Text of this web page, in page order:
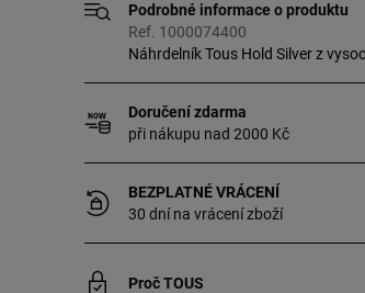
Podrobné informace o produktu
Ref. 1000074400
Náhrdelník Tous Hold Silver z
Možnost vytvořit individuální
do otevíracího kruhu můžete vložit
přívěšky Tous.
Doručení zdarma
při nákupu nad 2000 Kč
BEZPLATNÉ VRÁCENÍ
30 dní na vrácení zboží
Proč TOUS